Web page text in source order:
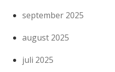
september 2025
august 2025
juli 2025